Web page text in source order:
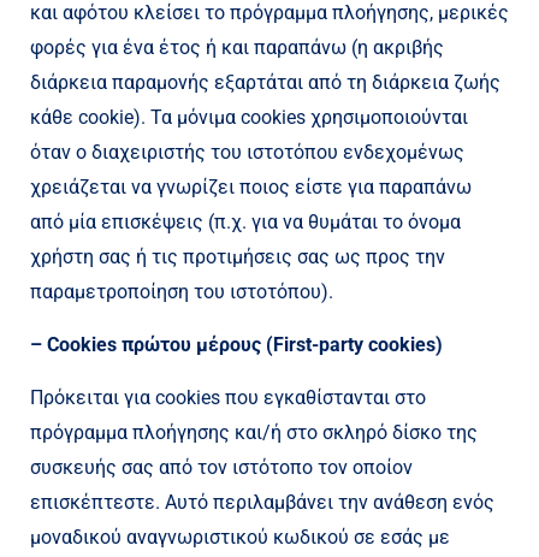
και αφότου κλείσει το πρόγραμμα πλοήγησης, μερικές
φορές για ένα έτος ή και παραπάνω (η ακριβής
διάρκεια παραμονής εξαρτάται από τη διάρκεια ζωής
κάθε cookie). Τα μόνιμα cookies χρησιμοποιούνται
όταν ο διαχειριστής του ιστοτόπου ενδεχομένως
χρειάζεται να γνωρίζει ποιος είστε για παραπάνω
από μία επισκέψεις (π.χ. για να θυμάται το όνομα
χρήστη σας ή τις προτιμήσεις σας ως προς την
παραμετροποίηση του ιστοτόπου).
– Cookies πρώτου μέρους (First-party cookies)
Πρόκειται για cookies που εγκαθίστανται στο
πρόγραμμα πλοήγησης και/ή στο σκληρό δίσκο της
συσκευής σας από τον ιστότοπο τον οποίον
επισκέπτεστε. Αυτό περιλαμβάνει την ανάθεση ενός
μοναδικού αναγνωριστικού κωδικού σε εσάς με